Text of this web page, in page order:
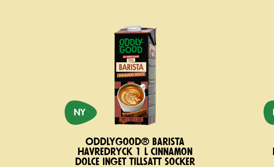
Oddlygood® Barista
havredryck 1 l cinnamon
dolce inget tillsatt socker